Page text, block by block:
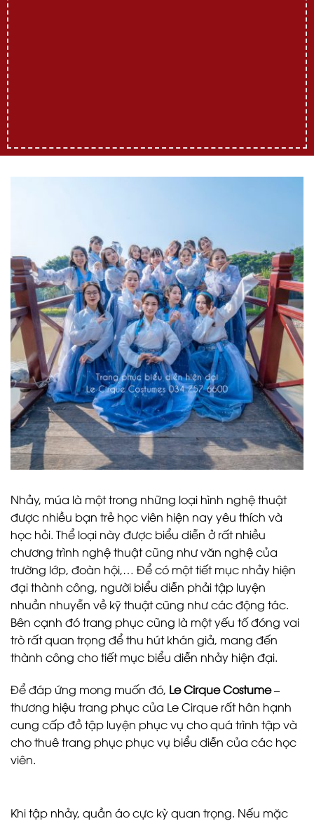
Nhảy, múa là một trong những loại hình nghệ thuật
được nhiều bạn trẻ học viên hiện nay yêu thích và
học hỏi. Thể loại này được biểu diễn ở rất nhiều
chương trình nghệ thuật cũng như văn nghệ của
trường lớp, đoàn hội,… Để có một tiết mục nhảy hiện
đại thành công, người biểu diễn phải tập luyện
nhuần nhuyễn về kỹ thuật cũng như các động tác.
Bên cạnh đó trang phục cũng là một yếu tố đóng vai
trò rất quan trọng để thu hút khán giả, mang đến
thành công cho tiết mục biểu diễn nhảy hiện đại.
Để đáp ứng mong muốn đó, Le Cirque Costume–
thương hiệu trang phục của Le Cirque rất hân hạnh
cung cấp đồ tập luyện phục vụ cho quá trình tập và
cho thuê trang phục phục vụ biểu diễn của các học
viên.
Khi tập nhảy, quần áo cực kỳ quan trọng. Nếu mặc